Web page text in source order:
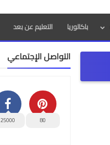
باكالوريا التعليم عن بعد
التواصل الإجتماعي
80
25000